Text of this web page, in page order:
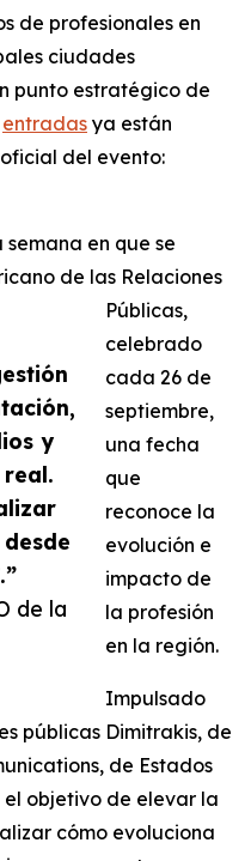
y
de la
de profesionales en
ciudades
punto estratégico de
entradas ya están
del evento:
semana en que se
de las Relaciones
Públicas,
celebrado
cada 26 de
septiembre,
una fecha
que
reconoce la
evolución e
impacto de
la profesión
en la región.
Impulsado
públicas Dimitrakis, de
de Estados
el objetivo de elevar la
cómo evoluciona